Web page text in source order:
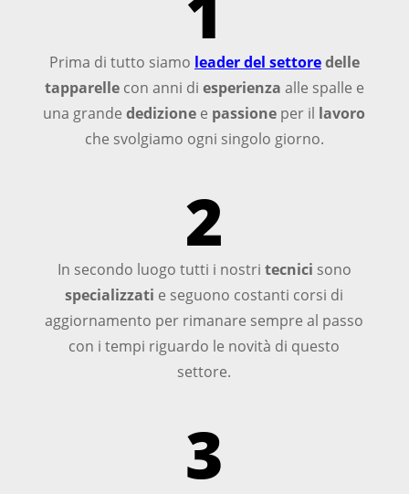
Prima di tutto siamo leader del settoredelle
tapparellecon anni di esperienza alle spalle e
una grandededizione e passione per il lavoro
che svolgiamo ogni singolo giorno.
2
In secondo luogo tutti i nostri tecnici sono
specializzati e seguono costanti corsi di
aggiornamento per rimanare sempre al passo
con i tempi riguardo le novità di questo
settore.
3